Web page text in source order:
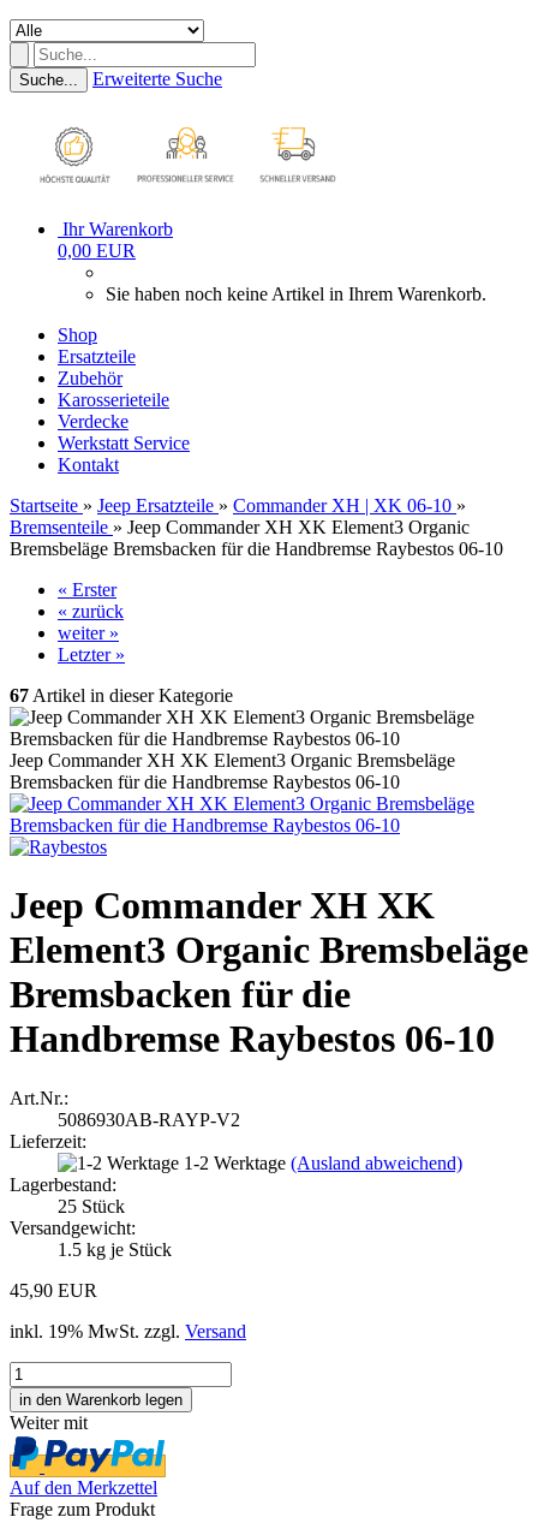
Suche... Erweiterte Suche
Ihr Warenkorb
0,00 EUR
Sie haben noch keine Artikel in Ihrem Warenkorb.
Shop
Ersatzteile
Zubehör
Karosserieteile
Verdecke
Werkstatt Service
Kontakt
Startseite » Jeep Ersatzteile » Commander XH | XK 06-10 »
Bremsenteile » Jeep Commander XH XK Element3 Organic
Bremsbeläge Bremsbacken für die Handbremse Raybestos 06-10
« Erster
« zurück
weiter »
Letzter »
67 Artikel in dieser Kategorie
Jeep Commander XH XK Element3 Organic Bremsbeläge
Bremsbacken für die Handbremse Raybestos 06-10
Jeep Commander XH XK
Element3 Organic Bremsbeläge
Bremsbacken für die
Handbremse Raybestos 06-10
Art.Nr.:
5086930AB-RAYP-V2
Lieferzeit:
1-2 Werktage (Ausland abweichend)
Lagerbestand:
25 Stück
Versandgewicht:
1.5 kg je Stück
45,90 EUR
inkl. 19% MwSt. zzgl. Versand
Weiter mit
Auf den Merkzettel
Frage zum Produkt